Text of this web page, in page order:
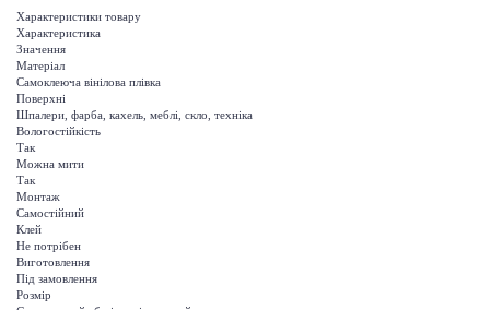
Характеристики товару
Характеристика
Значення
Матеріал
Самоклеюча вінілова плівка
Поверхні
Шпалери, фарба, кахель, меблі, скло, техніка
Вологостійкість
Так
Можна мити
Так
Монтаж
Самостійний
Клей
Не потрібен
Виготовлення
Під замовлення
Розмір